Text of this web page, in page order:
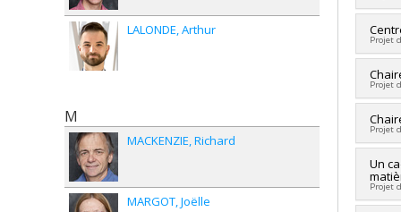
Projet
Co-
Webb
Projet
Projet
Un
Projet
LALONDE Arthur
M
MACKENZIE Richard
MARGOT Joëlle